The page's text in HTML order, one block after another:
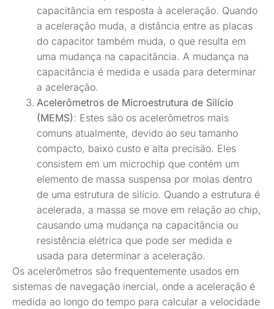
capacitância em resposta à aceleração. Quando
a aceleração muda, a distância entre as placas
do capacitor também muda, o que resulta em
uma mudança na capacitância. A mudança na
capacitância é medida e usada para determinar
a aceleração.
Acelerômetros de Microestrutura de Silício
(MEMS): Estes são os acelerômetros mais
comuns atualmente, devido ao seu tamanho
compacto, baixo custo e alta precisão. Eles
consistem em um microchip que contém um
elemento de massa suspensa por molas dentro
de uma estrutura de silício. Quando a estrutura é
acelerada, a massa se move em relação ao chip,
causando uma mudança na capacitância ou
resistência elétrica que pode ser medida e
usada para determinar a aceleração.
Os acelerômetros são frequentemente usados em
sistemas de navegação inercial, onde a aceleração é
medida ao longo do tempo para calcular a velocidade